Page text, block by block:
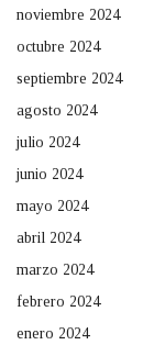
noviembre 2024
octubre 2024
septiembre 2024
agosto 2024
julio 2024
junio 2024
mayo 2024
abril 2024
marzo 2024
febrero 2024
enero 2024